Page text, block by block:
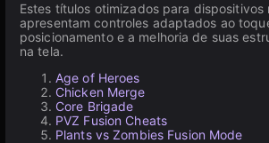
Estes títulos otimizados para dispositivos
apresentam controles adaptados ao
posicionamento e a melhoria de suas
na tela.
Age of Heroes
Chicken Merge
Core Brigade
PVZ Fusion Cheats
Plants vs Zombies Fusion Mode